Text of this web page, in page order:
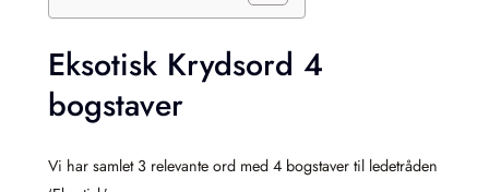
Eksotisk Krydsord 4
bogstaver
Vi har samlet 3 relevante ord med 4 bogstaver til ledetråden